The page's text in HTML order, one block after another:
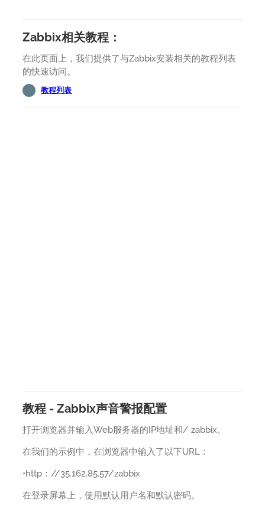
Zabbix相关教程：
在此页面上，我们提供了与Zabbix安装相关的教程列表
的快速访问。
教程列表
教程 - Zabbix声音警报配置
打开浏览器并输入Web服务器的IP地址和/ zabbix。
在我们的示例中，在浏览器中输入了以下URL：
•http：//35.162.85.57/zabbix
在登录屏幕上，使用默认用户名和默认密码。